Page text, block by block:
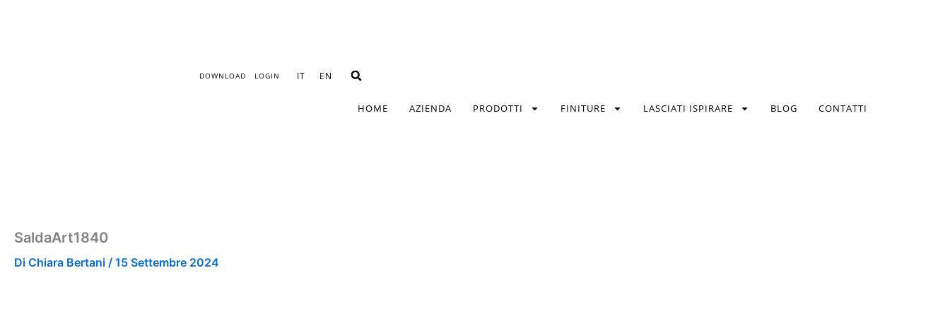
DOWNLOAD LOGIN IT EN
HOME AZIENDA PRODOTTI FINITURE LASCIATI ISPIRARE BLOG CONTATTI
SaldaArt1840
Di Chiara Bertani / 15 Settembre 2024